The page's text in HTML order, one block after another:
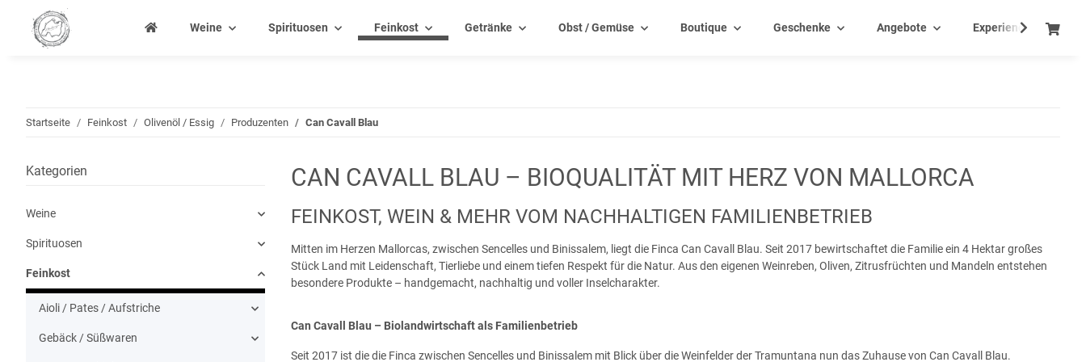
Weine Spirituosen Feinkost Getränke Obst / Gemüse Boutique Geschenke Angebote Experience - Events
Startseite Feinkost Olivenöl / Essig Produzenten Can Cavall Blau
CAN CAVALL BLAU – BIOQUALITÄT MIT HERZ VON MALLORCA
FEINKOST, WEIN & MEHR VOM NACHHALTIGEN FAMILIENBETRIEB
Mitten im Herzen Mallorcas, zwischen Sencelles und Binissalem, liegt die Finca Can Cavall Blau. Seit 2017 bewirtschaftet die Familie ein 4 Hektar großes
Stück Land mit Leidenschaft, Tierliebe und einem tiefen Respekt für die Natur. Aus den eigenen Weinreben, Oliven, Zitrusfrüchten und Mandeln entstehen
besondere Produkte – handgemacht, nachhaltig und voller Inselcharakter.
Can Cavall Blau – Biolandwirtschaft als Familienbetrieb
Seit 2017 ist die die Finca zwischen Sencelles und Binissalem mit Blick über die Weinfelder der Tramuntana nun das Zuhause von Can Cavall Blau.
Kategorien
Weine
Spirituosen
Feinkost
Aioli / Pates / Aufstriche
Gebäck / Süßwaren